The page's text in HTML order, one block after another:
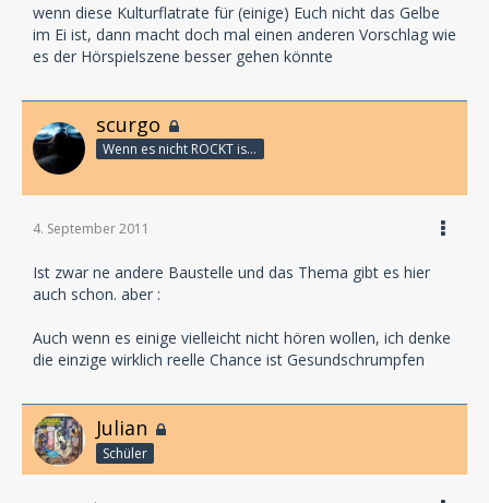
wenn diese Kulturflatrate für (einige) Euch nicht das Gelbe
im Ei ist, dann macht doch mal einen anderen Vorschlag wie
es der Hörspielszene besser gehen könnte
scurgo
Wenn es nicht ROCKT is es fürn ARSCH!
4. September 2011
Ist zwar ne andere Baustelle und das Thema gibt es hier
auch schon. aber :
Auch wenn es einige vielleicht nicht hören wollen, ich denke
die einzige wirklich reelle Chance ist Gesundschrumpfen
Julian
Schüler